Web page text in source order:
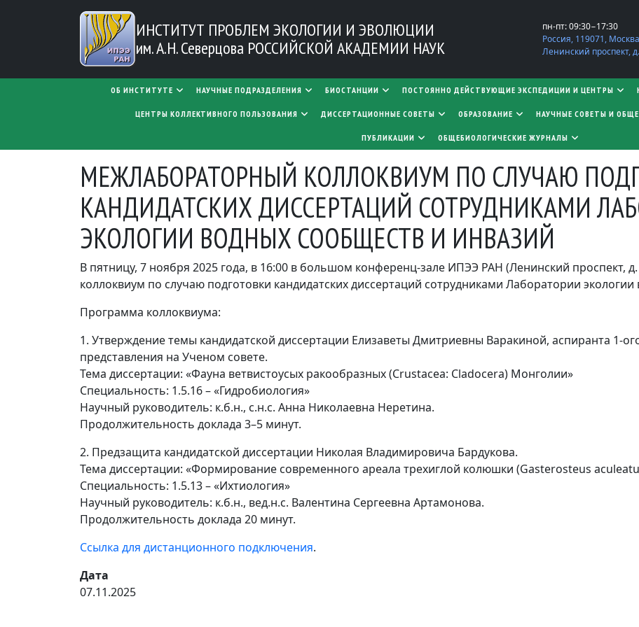
Перейти к основному содержанию
ИНСТИТУТ ПРОБЛЕМ ЭКОЛОГИИ И ЭВОЛЮЦИИ
им. А.Н. Северцова РОССИЙСКОЙ АКАДЕМИИ НАУК
пн-пт: 09:30−17:30
Россия, 119071,
Ленинский проспект,
MAIN NAVIGATION
ОБ ИНСТИТУТЕ НАУЧНЫЕ ПОДРАЗДЕЛЕНИЯ БИОСТАНЦИИ ПОСТОЯННО ДЕЙСТВУЮЩИЕ ЭКСПЕДИЦИИ И ЦЕНТРЫ
ЦЕНТРЫ КОЛЛЕКТИВНОГО ПОЛЬЗОВАНИЯ ​​​​​​​ДИССЕРТАЦИОННЫЕ СОВЕТЫ ОБРАЗОВАНИЕ НАУЧНЫЕ СОВЕТЫ И
ПУБЛИКАЦИИ ОБЩЕБИОЛОГИЧЕСКИЕ ЖУРНАЛЫ
МЕЖЛАБОРАТОРНЫЙ КОЛЛОКВИУМ ПО СЛУЧАЮ
КАНДИДАТСКИХ ДИССЕРТАЦИЙ СОТРУДНИКАМИ
ЭКОЛОГИИ ВОДНЫХ СООБЩЕСТВ И ИНВАЗИЙ
В пятницу, 7 ноября 2025 года, в 16:00 в большом конференц-зале ИПЭЭ РАН (Ленинский проспект,
коллоквиум по случаю подготовки кандидатских диссертаций сотрудниками Лаборатории
Программа коллоквиума:
1. Утверждение темы кандидатской диссертации Елизаветы Дмитриевны Варакиной, аспиранта 1-
представления на Ученом совете.
Тема диссертации: «Фауна ветвистоусых ракообразных (Crustacea: Cladocera) Монголии»
Специальность: 1.5.16 – «Гидробиология»
Научный руководитель: к.б.н., с.н.с. Анна Николаевна Неретина.
Продолжительность доклада 3–5 минут.
2. Предзащита кандидатской диссертации Николая Владимировича Бардукова.
Тема диссертации: «Формирование современного ареала трехиглой колюшки (Gasterosteus
Специальность: 1.5.13 – «Ихтиология»
Научный руководитель: к.б.н., вед.н.с. Валентина Сергеевна Артамонова.
Продолжительность доклада 20 минут.
Ссылка для дистанционного подключения.
Дата
07.11.2025